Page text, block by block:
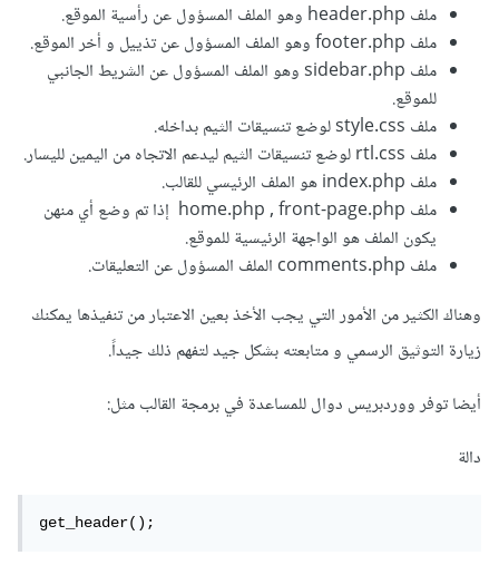
ملف header.php وهو الملف المسؤول عن رأسية الموقع.
ملف footer.php وهو الملف المسؤول عن تذييل و أخر الموقع.
ملف sidebar.php وهو الملف المسؤول عن الشريط الجانبي
للموقع.
ملف style.css لوضع تنسيقات الثيم بداخله.
ملف rtl.css لوضع تنسيقات الثيم ليدعم الاتجاه من اليمين لليسار.
ملف index.php هو الملف الرئيسي للقالب.
ملف home.php , front-page.php إذا تم وضع أي منهن
يكون الملف هو الواجهة الرئيسية للموقع.
ملف comments.php الملف المسؤول عن التعليقات.
وهناك الكثير من الأمور التي يجب الأخذ بعين الاعتبار من تنفيذها يمكنك
زيارة التوثيق الرسمي و متابعته بشكل جيد لتفهم ذلك جيداً.
أيضا توفر ووردبريس دوال للمساعدة في برمجة القالب مثل:
دالة
get_header();